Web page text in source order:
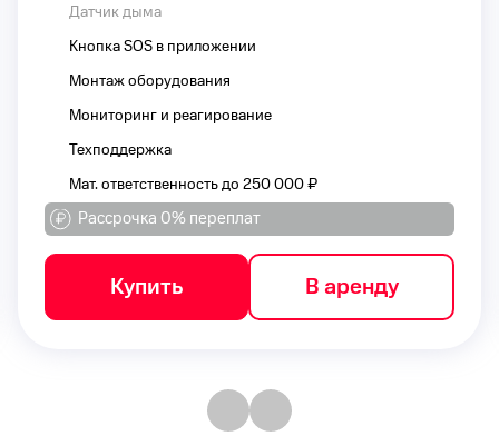
Датчик дыма
Кнопка SOS в приложении
Монтаж оборудования
Мониторинг и реагирование
Техподдержка
Мат. ответственность до 250 000 ₽
Рассрочка 0% переплат
Купить В аренду